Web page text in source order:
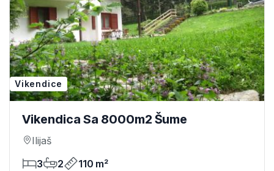
Vikendice
Vikendica Sa 8000m2 Šume
Ilijaš
3
2 110 m²